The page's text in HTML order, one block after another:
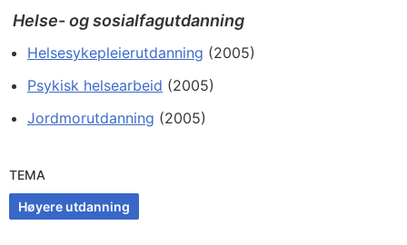
Helse- og sosialfagutdanning
Helsesykepleierutdanning (2005)
Psykisk helsearbeid (2005)
Jordmorutdanning (2005)
TEMA
Høyere utdanning